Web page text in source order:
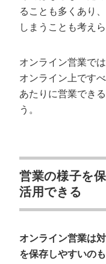
ることも多くあり
しまうことも考えら
オンライン営業で
オンライン上です
あたりに営業でき
う。
営業の様子を
活用できる
オンライン営業は
を保存しやすいの